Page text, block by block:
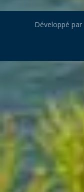
Développé par